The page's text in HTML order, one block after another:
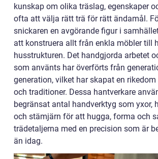
kunskap om olika träslag, egenskaper
ofta att välja rätt trä för rätt ändamål.
snickaren en avgörande figur i
att konstruera allt från enkla möbler till
husstrukturen. Det handgjorda arbetet
som använts har överförts från
generation, vilket har skapat en
och traditioner. Dessa hantverkare
begränsat antal handverktyg som yxor,
och stämjärn för att hugga, forma och
trädetaljerna med en precision som är
än idag.